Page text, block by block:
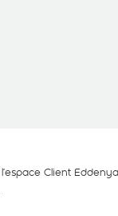
Client